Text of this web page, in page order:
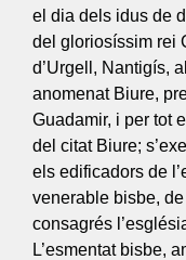
el dia dels idus de
del gloriosíssim rei
d’Urgell, Nantigís,
anomenat Biure,
Guadamir, i per tot
del citat Biure;
els edificadors de
venerable bisbe,
consagrés
L’esmentat bisbe,